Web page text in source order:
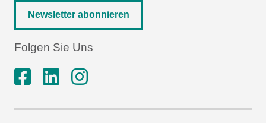
Newsletter abonnieren
Folgen Sie Uns